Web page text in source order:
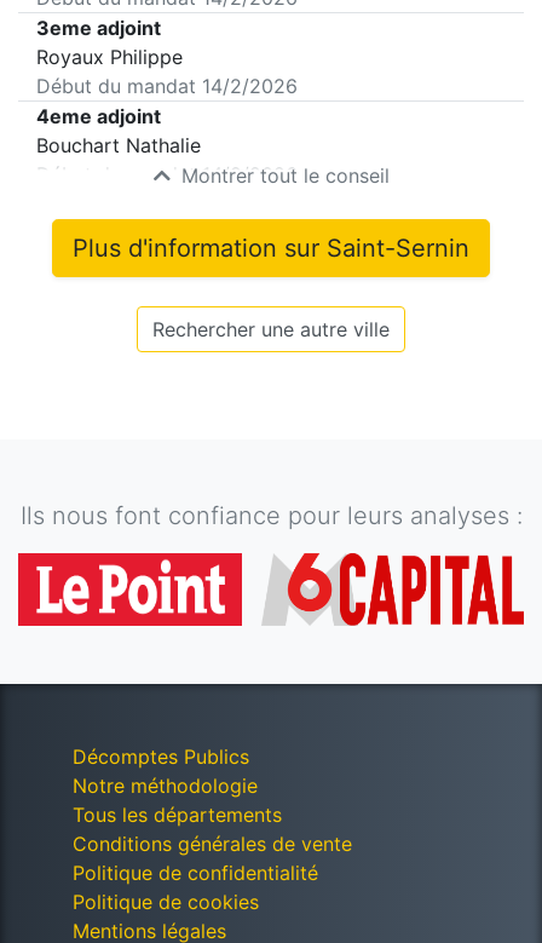
3eme adjoint
Royaux Philippe
Début du mandat 14/2/2026
4eme adjoint
Bouchart Nathalie
Début du mandat14/2/2026
Montrer tout le conseil
Plus d'information sur Saint-Sernin
Rechercher une autre ville
Ils nous font confiance pour leurs analyses :
Décomptes Publics
Notre méthodologie
Tous les départements
Conditions générales de vente
Politique de confidentialité
Politique de cookies
Mentions légales